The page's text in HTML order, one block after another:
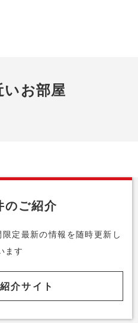
いお部屋
のご紹介
定最新の情報を随時更新し
ます
介サイト